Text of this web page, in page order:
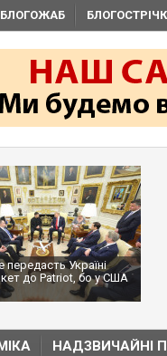
передасть Україні
до Patriot, бо у США
НАДЗВИЧАЙНІ